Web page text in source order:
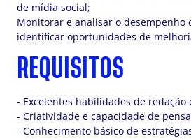
de mídia social;
Monitorar e analisar o desempenho
identificar oportunidades de
REQUISITOS
- Excelentes habilidades de redação
- Criatividade e capacidade de
- Conhecimento básico de